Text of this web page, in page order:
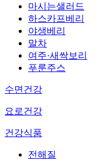
마시는샐러드
하스카프베리
야생베리
말차
여주·새싹보리
푸룬주스
수면건강
요로건강
건강식품
전해질